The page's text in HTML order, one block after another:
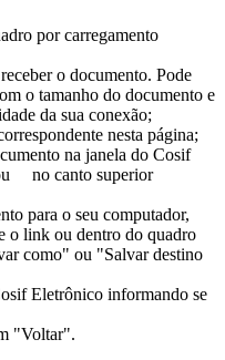
por carregamento
o documento. Pode
o tamanho do documento e
da sua conexão;
nesta página;
na janela do Cosif
no canto superior
para o seu computador,
o link ou dentro do quadro
como" ou "Salvar destino
Eletrônico informando se
"Voltar".